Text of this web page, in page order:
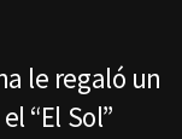
le regaló un
“El Sol”